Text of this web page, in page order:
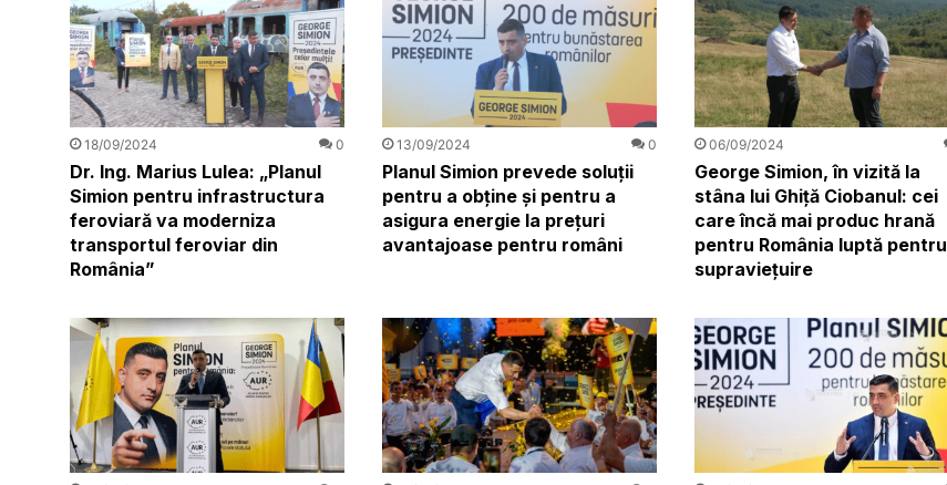
18/09/2024 0
Dr. Ing. Marius Lulea: „Planul
Simion pentru infrastructura
feroviară va moderniza
transportul feroviar din
România”
13/09/2024 0
Planul Simion prevede soluții
pentru a obține și pentru a
asigura energie la prețuri
avantajoase pentru români
06/09/2024
George Simion, în vizită la
stâna lui Ghiță Ciobanul: cei
care încă mai produc hrană
pentru România luptă pentru
supraviețuire